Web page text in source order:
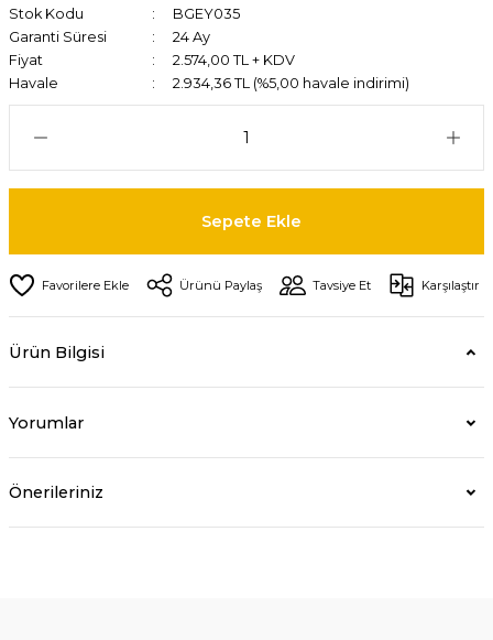
Stok Kodu
BGEY035
Garanti Süresi
24 Ay
Fiyat
2.574,00 TL + KDV
Havale
2.934,36 TL (%5,00 havale indirimi)
Sepete Ekle
Ürünü Paylaş Tavsiye Et Karşılaştır
Ürün Bilgisi
Yorumlar
Önerileriniz